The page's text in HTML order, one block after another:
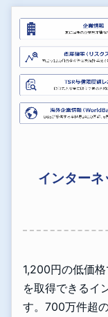
インター
1,200円の低価
を取得できるイ
す。700万件超